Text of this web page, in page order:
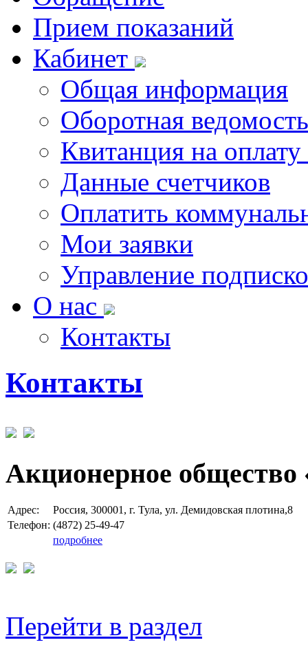
Прием показаний
Кабинет
Общая информация
Оборотная ведомость
Квитанция на
Данные счетчиков
Оплатить
Мои заявки
Управление
О нас
Контакты
Контакты
Акционерное общество
Адрес:
Россия, 300001, г. Тула, ул. Демидовская плотина,8
Телефон: (4872) 25-49-47
подробнее
Перейти в раздел